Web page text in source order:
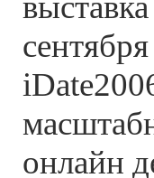
онлайн